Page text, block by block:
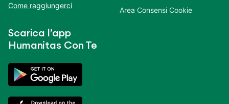
Come raggiungerci
Scarica l’app
Humanitas Con Te
Area Consensi Cookie